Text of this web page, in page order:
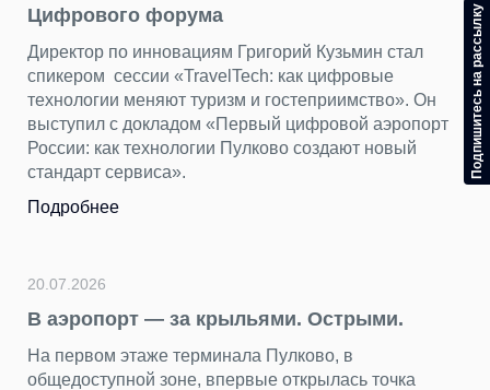
Цифрового форума
Директор по инновациям Григорий Кузьмин стал
спикером сессии «TravelTech: как цифровые
технологии меняют туризм и гостеприимство». Он
выступил с докладом «Первый цифровой аэропорт
России: как технологии Пулково создают новый
стандарт сервиса».
Подробнее
20.07.2026
В аэропорт — за крыльями. Острыми.
На первом этаже терминала Пулково, в
общедоступной зоне, впервые открылась точка
Подпишитесь на рассылку